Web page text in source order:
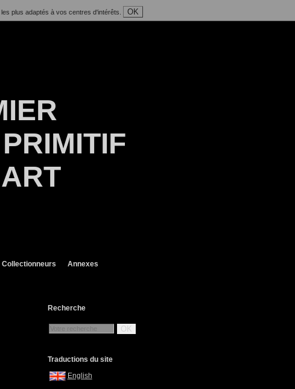
plus adaptés à vos centres d'intérêts. OK
Collectionneurs Annexes
Recherche
OK
Traductions du site
English